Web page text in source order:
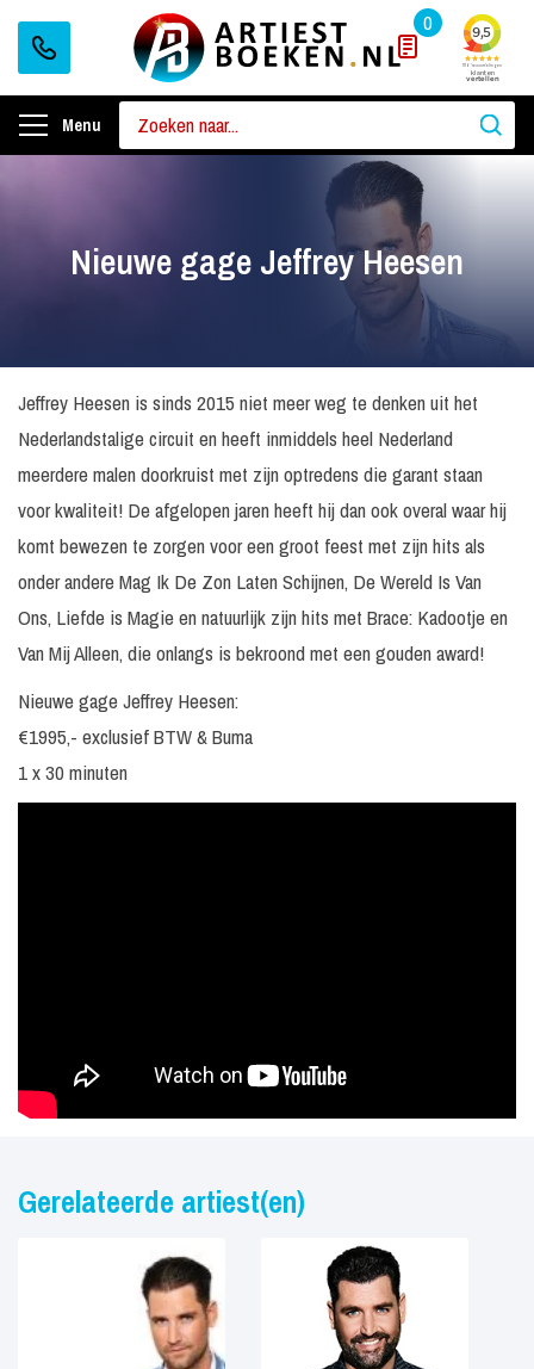
0
Menu
Nieuwe gage Jeffrey Heesen
Jeffrey Heesen is sinds 2015 niet meer weg te denken uit het
Nederlandstalige circuit en heeft inmiddels heel Nederland
meerdere malen doorkruist met zijn optredens die garant staan
voor kwaliteit! De afgelopen jaren heeft hij dan ook overal waar hij
komt bewezen te zorgen voor een groot feest met zijn hits als
onder andere Mag Ik De Zon Laten Schijnen, De Wereld Is Van
Ons, Liefde is Magie en natuurlijk zijn hits met Brace: Kadootje en
Van Mij Alleen, die onlangs is bekroond met een gouden award!
Nieuwe gage Jeffrey Heesen:
€1995,- exclusief BTW & Buma
1 x 30 minuten
Gerelateerde artiest(en)